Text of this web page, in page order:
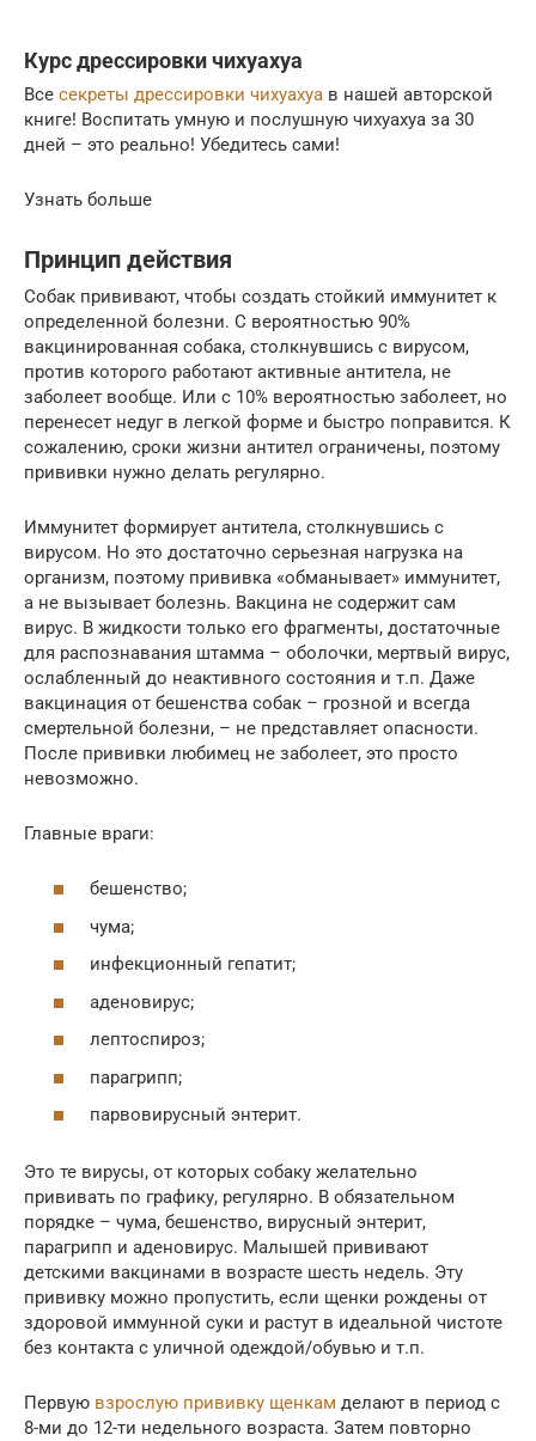
Курс дрессировки чихуахуа
Все секреты дрессировки чихуахуа в нашей авторской
книге! Воспитать умную и послушную чихуахуа за 30
дней – это реально! Убедитесь сами!
Узнать больше
Принцип действия
Собак прививают, чтобы создать стойкий иммунитет к
определенной болезни. С вероятностью 90%
вакцинированная собака, столкнувшись с вирусом,
против которого работают активные антитела, не
заболеет вообще. Или с 10% вероятностью заболеет, но
перенесет недуг в легкой форме и быстро поправится. К
сожалению, сроки жизни антител ограничены, поэтому
прививки нужно делать регулярно.
Иммунитет формирует антитела, столкнувшись с
вирусом. Но это достаточно серьезная нагрузка на
организм, поэтому прививка «обманывает» иммунитет,
а не вызывает болезнь. Вакцина не содержит сам
вирус. В жидкости только его фрагменты, достаточные
для распознавания штамма – оболочки, мертвый вирус,
ослабленный до неактивного состояния и т.п. Даже
вакцинация от бешенства собак – грозной и всегда
смертельной болезни, – не представляет опасности.
После прививки любимец не заболеет, это просто
невозможно.
Главные враги:
бешенство;
чума;
инфекционный гепатит;
аденовирус;
лептоспироз;
парагрипп;​
парвовирусный энтерит.
Это те вирусы, от которых собаку желательно
прививать по графику, регулярно. В обязательном
порядке – чума, бешенство, вирусный энтерит,
парагрипп и аденовирус. Малышей прививают
детскими вакцинами в возрасте шесть недель. Эту
прививку можно пропустить, если щенки рождены от
здоровой иммунной суки и растут в идеальной чистоте
без контакта с уличной одеждой/обувью и т.п.
Первую взрослую прививку щенкам делают в период с
8-ми до 12-ти недельного возраста. Затем повторно